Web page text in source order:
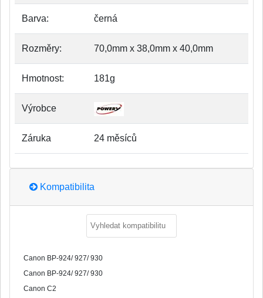
Barva: černá
Rozměry: 70,0mm x 38,0mm x 40,0mm
Hmotnost: 181g
Výrobce
Záruka 24 měsíců
Kompatibilita
Canon BP-924/ 927/ 930
Canon BP-924/ 927/ 930
Canon C2